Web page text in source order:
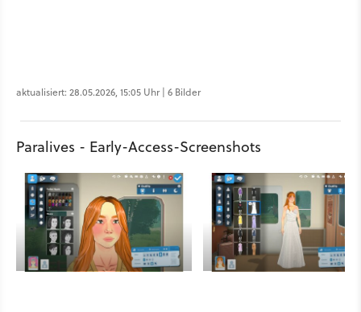
aktualisiert: 28.05.2026, 15:05 Uhr | 6 Bilder
Paralives - Early-Access-Screenshots